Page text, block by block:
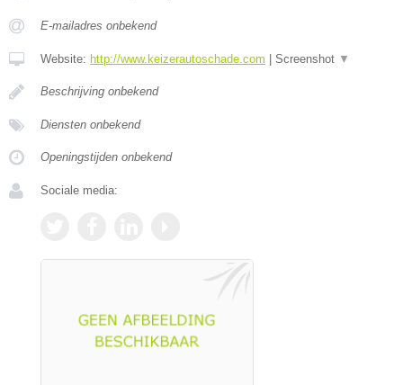
E-mailadres onbekend
Website: http://www.keizerautoschade.com Screenshot ▼
Beschrijving onbekend
Diensten onbekend
Openingstijden onbekend
Sociale media: